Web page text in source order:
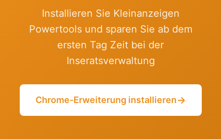
Installieren Sie Kleinanzeigen
Powertools und sparen Sie ab dem
ersten Tag Zeit bei der
Inseratsverwaltung
Chrome-Erweiterung installieren→